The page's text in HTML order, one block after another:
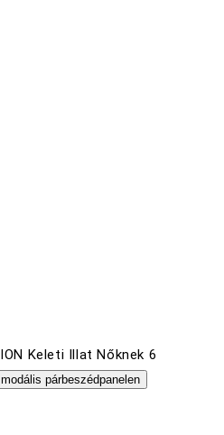
párbeszédpanelen